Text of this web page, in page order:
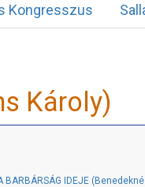
Kongresszus
Károly)
BARBÁRSÁG IDEJE